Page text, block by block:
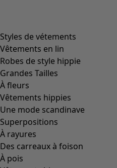
Styles de vétements
Vêtements en lin
Robes de style hippie
Grandes Tailles
À fleurs
Vêtements hippies
Une mode scandinave
Superpositions
À rayures
Des carreaux à foison
À pois